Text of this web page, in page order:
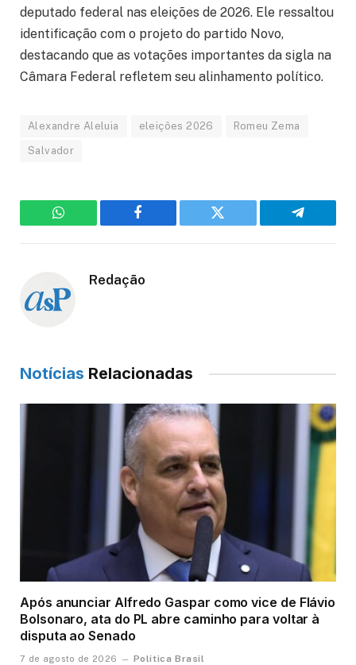
deputado federal nas eleições de 2026. Ele ressaltou
identificação com o projeto do partido Novo,
destacando que as votações importantes da sigla na
Câmara Federal refletem seu alinhamento político.
Alexandre Aleluia eleições 2026 Romeu Zema
Salvador
WhatsApp Facebook Twitter Telegram
Redação
Notícias Relacionadas
Após anunciar Alfredo Gaspar como vice de Flávio
Bolsonaro, ata do PL abre caminho para voltar à
disputa ao Senado
7 de agosto de 2026 Política Brasil